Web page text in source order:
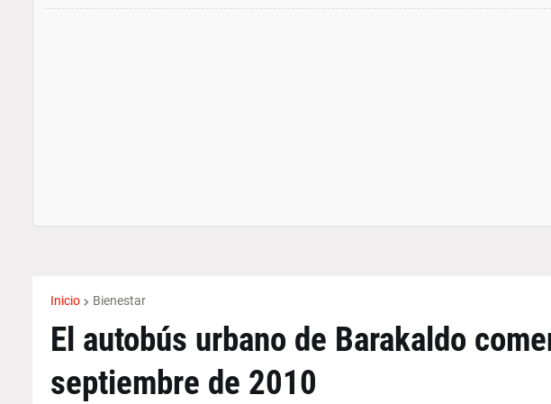
Inicio Bienestar
El autobús urbano de Barakaldo
septiembre de 2010